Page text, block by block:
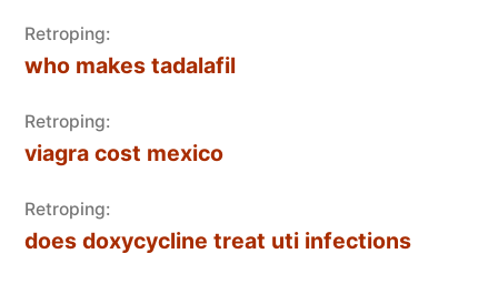
Retroping:
who makes tadalafil
Retroping:
viagra cost mexico
Retroping:
does doxycycline treat uti infections